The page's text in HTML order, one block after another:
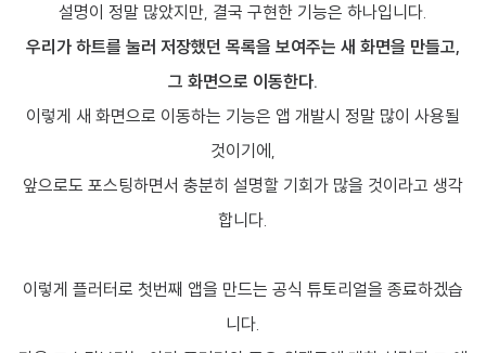
설명이 정말 많았지만, 결국 구현한 기능은 하나입니다.
우리가 하트를 눌러 저장했던 목록을 보여주는 새 화면을 만들고,
그 화면으로 이동한다.
이렇게 새 화면으로 이동하는 기능은 앱 개발시 정말 많이 사용될
것이기에,
앞으로도 포스팅하면서 충분히 설명할 기회가 많을 것이라고 생각
합니다.
이렇게 플러터로 첫번째 앱을 만드는 공식 튜토리얼을 종료하겠습
니다.